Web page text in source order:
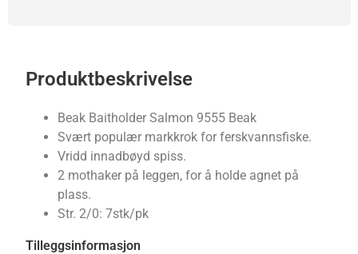
Produktbeskrivelse
Beak Baitholder Salmon 9555 Beak
Svært populær markkrok for ferskvannsfiske.
Vridd innadbøyd spiss.
2 mothaker på leggen, for å holde agnet på
plass.
Str. 2/0: 7stk/pk
Tilleggsinformasjon